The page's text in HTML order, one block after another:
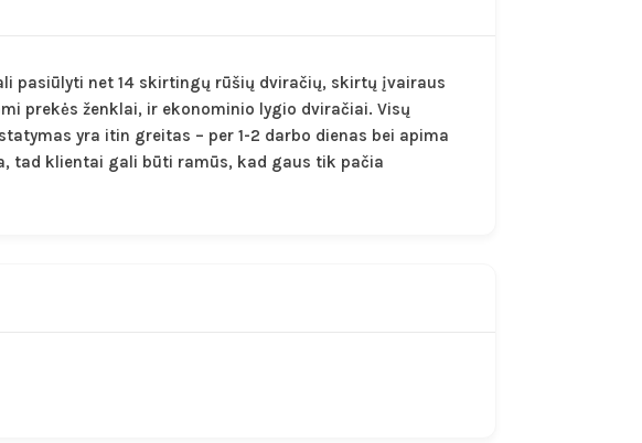
pasiūlyti net 14 skirtingų rūšių dviračių, skirtų įvairaus
prekės ženklai, ir ekonominio lygio dviračiai. Visų
yra itin greitas – per 1-2 darbo dienas bei apima
tad klientai gali būti ramūs, kad gaus tik pačia